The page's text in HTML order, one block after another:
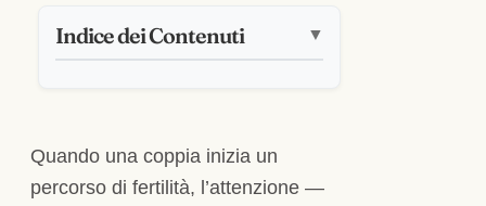
Indice dei Contenuti ▼
Quando una coppia inizia un
percorso di fertilità, l’attenzione —